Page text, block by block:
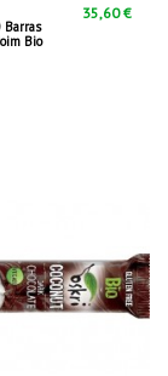
Barras
Bio
35,60 €